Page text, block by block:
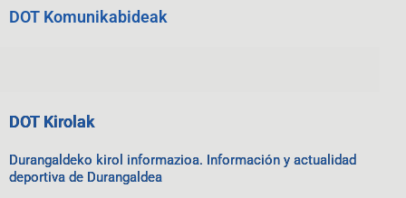
DOT Komunikabideak
DOT Kirolak
Durangaldeko kirol informazioa. Información y actualidad
deportiva de Durangaldea